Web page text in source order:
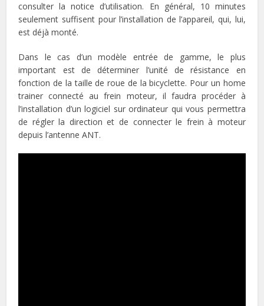
consulter la notice d’utilisation. En général, 10 minutes
seulement suffisent pour l’installation de l’appareil, qui, lui,
est déjà monté.
Dans le cas d’un modèle entrée de gamme, le plus
important est de déterminer l’unité de résistance en
fonction de la taille de roue de la bicyclette. Pour un home
trainer connecté au frein moteur, il faudra procéder à
l’installation d’un logiciel sur ordinateur qui vous permettra
de régler la direction et de connecter le frein à moteur
depuis l’antenne ANT.